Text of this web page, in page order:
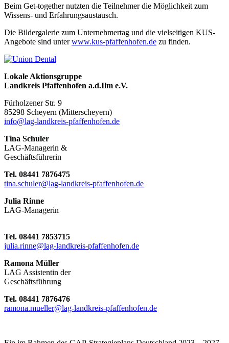
Beim Get-together nutzten die Teilnehmer die Möglichkeit zum
Wissens- und Erfahrungsaustausch.
Die Bildergalerie zum Unternehmertag und die vielseitigen KUS-
Angebote sind unterwww.kus-pfaffenhofen.de zu finden.
Lokale Aktionsgruppe
Landkreis Pfaffenhofen a.d.Ilm e.V.
Fürholzener Str. 9
85298 Scheyern (Mitterscheyern)
info@lag-landkreis-pfaffenhofen.de
Tina Schuler
LAG-Managerin &
Geschäftsführerin
Tel. 08441 7876475
tina.schuler@lag-landkreis-pfaffenhofen.de
Julia Rinne
LAG-Managerin
Tel. 08441 7853715
julia.rinne@lag-landkreis-pfaffenhofen.de
Ramona Müller
LAG Assistentin der
Geschäftsführung
Tel. 08441 7876476
ramona.mueller@lag-landkreis-pfaffenhofen.de